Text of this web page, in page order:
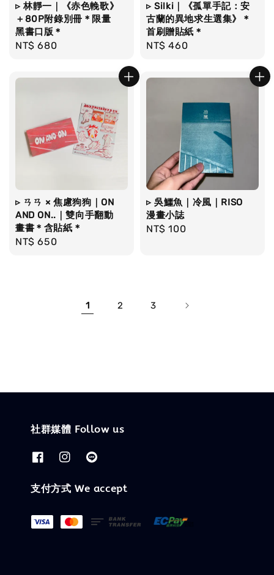
▹ 林靜一｜《赤色輓歌》
＋80P附錄別冊＊限量
黑書口版＊
Regular
NT$ 680
▹ Silki｜《孤單手記：安
古蘭的異地求生選集》＊
首刷贈貼紙＊
Regular
NT$ 460
▹ ㄢㄢ × 焦慮狗狗｜ON
AND ON..｜雙向手翻動
畫書＊含貼紙＊
Regular
NT$ 650
▹ 吳鱷魚｜冷風｜RISO
漫畫小誌
Regular
NT$ 100
1 2 3
社群媒體 Follow us
支付方式 We accept